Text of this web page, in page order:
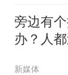
旁边有
办？人
新媒体